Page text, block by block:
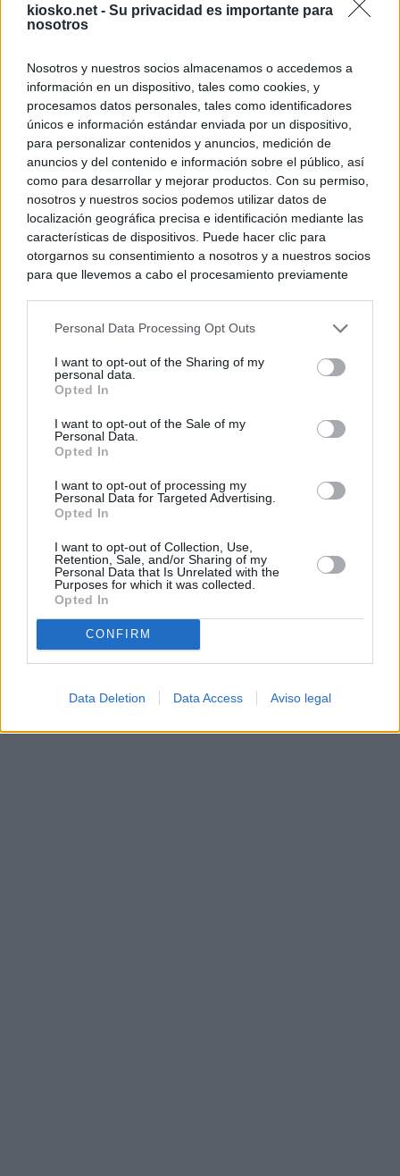
kiosko.net - Su privacidad es importante para
nosotros
Nosotros y nuestros socios almacenamos o accedemos a
información en un dispositivo, tales como cookies, y
procesamos datos personales, tales como identificadores
únicos e información estándar enviada por un dispositivo,
para personalizar contenidos y anuncios, medición de
anuncios y del contenido e información sobre el público, así
como para desarrollar y mejorar productos. Con su permiso,
nosotros y nuestros socios podemos utilizar datos de
localización geográfica precisa e identificación mediante las
características de dispositivos. Puede hacer clic para
otorgarnos su consentimiento a nosotros y a nuestros socios
para que llevemos a cabo el procesamiento previamente
negar su consentimiento. Tenga en cuenta que algún
de su consentimiento, pero usted tiene el derecho de
rechazar tal procesamiento. Sus preferencias se aplicarán
cualquier momento entrando de nuevo en este sitio web o
visitando nuestra política de privacidad.
Personal Data Processing Opt Outs
I want to opt-out of the Sharing of my
personal data.
Opted In
I want to opt-out of the Sale of my
Personal Data.
Opted In
I want to opt-out of processing my
Personal Data for Targeted Advertising.
Opted In
I want to opt-out of Collection, Use,
Retention, Sale, and/or Sharing of my
Personal Data that Is Unrelated with the
Purposes for which it was collected.
Opted In
CONFIRM
Data Deletion Data Access Aviso legal